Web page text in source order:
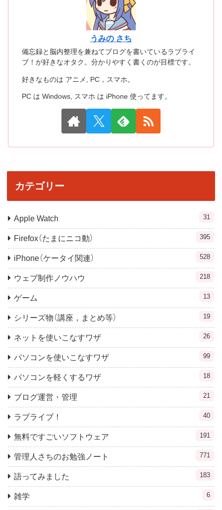
うみの さち
備忘録と脳内整理を兼ねてブログを書いているラブライ
ブ！が好きなオタク。分かりやすく書くのが目標です。
好きなものは アニメ, PC，スマホ。
PC は Windows, スマホ は iPhone 使ってます。
カテゴリー
Apple Watch 31
Firefox（たまにニコ動） 395
iPhone（ケータイ関連） 528
ウェブ制作ノウハウ 218
ゲーム 13
シリーズ物（講座，まとめ等） 19
ネットを使いこなすワザ 26
パソコンを使いこなすワザ 99
パソコンを軽くするワザ 18
ブログ運営・管理 21
ラブライブ！ 40
無料ですごいソフトウェア 191
管理人さちのお勉強ノート 771
語ってみました 183
雑学 6